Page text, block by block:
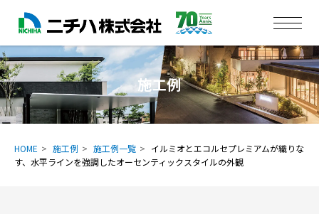
施工例
HOME 施工例 施工例一覧
イルミオとエコルセプレミアムが織りな
す、水平ラインを強調したオーセンティックスタイルの外観